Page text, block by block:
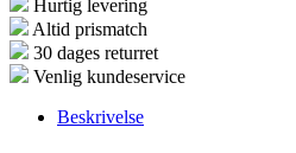
Hurtig levering
Altid prismatch
30 dages returret
Venlig kundeservice
Beskrivelse